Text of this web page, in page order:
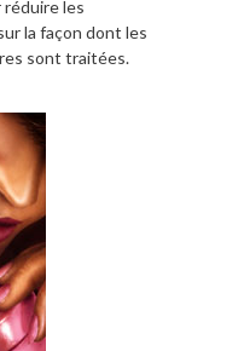
les
la façon dont les
sont traitées.